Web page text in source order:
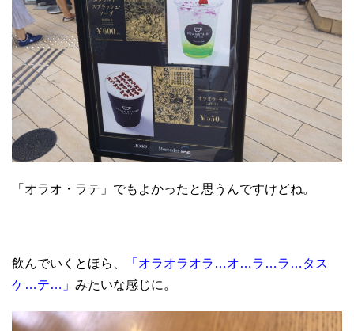
「オラオ・ラテ」でもよかったと思うんですけどね。
飲んでいくとほら、
「オラオラオラ…オ…ラ…ラ…タス
ケ…テ…」 みたいな感じに。